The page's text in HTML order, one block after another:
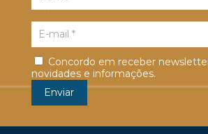
Concordo em receber
novidades e informações.